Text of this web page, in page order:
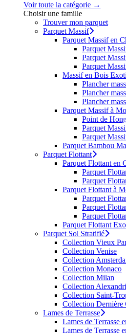
Voir toute la catégorie →
Choisir une famille
Trouver mon parquet
Parquet Massif
Parquet Massif en
Parquet
Parquet
Parquet
Massif en Bois
Plancher
Plancher
Plancher
Parquet Massif à
Point de
Parquet
Parquet
Parquet Bambou
Parquet Flottant
Parquet Flottant en
Parquet
Parquet
Parquet Flottant à
Parquet
Parquet
Parquet
Parquet Flottant
Parquet Sol Stratifié
Collection Vieux
Collection Venise
Collection
Collection Monaco
Collection Milan
Collection
Collection Saint-
Collection Dernière
Lames de Terrasse
Lames de Terrasse
Lames de Terrasse